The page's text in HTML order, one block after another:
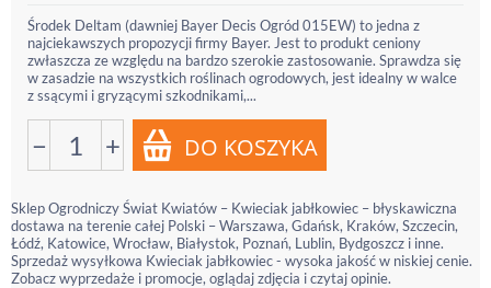
Środek Deltam (dawniej Bayer Decis Ogród 015EW) to jedna z
najciekawszych propozycji firmy Bayer. Jest to produkt ceniony
zwłaszcza ze względu na bardzo szerokie zastosowanie. Sprawdza się
w zasadzie na wszystkich roślinach ogrodowych, jest idealny w walce
z ssącymi i gryzącymi szkodnikami,...
− +
Sklep Ogrodniczy Świat Kwiatów – Kwieciak jabłkowiec – błyskawiczna
dostawa na terenie całej Polski – Warszawa, Gdańsk, Kraków, Szczecin,
Łódź, Katowice, Wrocław, Białystok, Poznań, Lublin, Bydgoszcz i inne.
Sprzedaż wysyłkowa Kwieciak jabłkowiec - wysoka jakość w niskiej cenie.
Zobacz wyprzedaże i promocje, oglądaj zdjęcia i czytaj opinie.